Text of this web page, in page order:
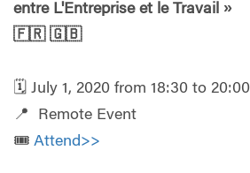
entre L'Entreprise et le Travail »
🇫🇷 🇬🇧
🗓️ July 1, 2020 from 18:30 to 20:00
📍 Remote Event
🎟️ Attend>>